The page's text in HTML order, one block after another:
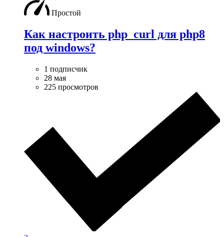
Простой
Как настроить php_curl для php8
под windows?
1 подписчик
28 мая
225 просмотров